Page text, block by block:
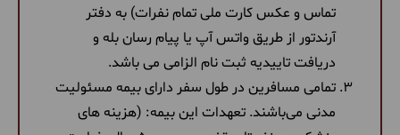
تماس و عکس کارت ملی تمام نفرات) به دفتر
آرندتور از طریق واتس آپ یا پیام رسان بله و
دریافت تاییدیه ثبت نام الزامی می باشد.
تمامی مسافرین در طول سفر دارای بیمه مسئولیت
مدنی می‌باشند. تعهدات این بیمه: (هزینه های